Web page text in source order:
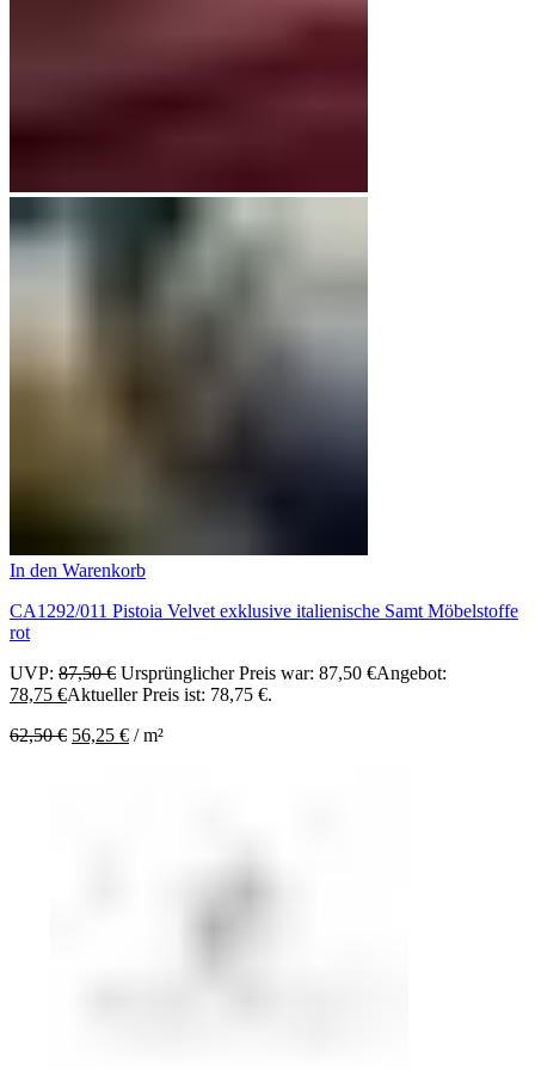
In den Warenkorb
CA1292/011 Pistoia Velvet exklusive italienische Samt Möbelstoffe
rot
UVP: 87,50€ Ursprünglicher Preis war: 87,50 €Angebot:
78,75 €Aktueller Preis ist: 78,75 €.
62,50€ 56,25 € /m²